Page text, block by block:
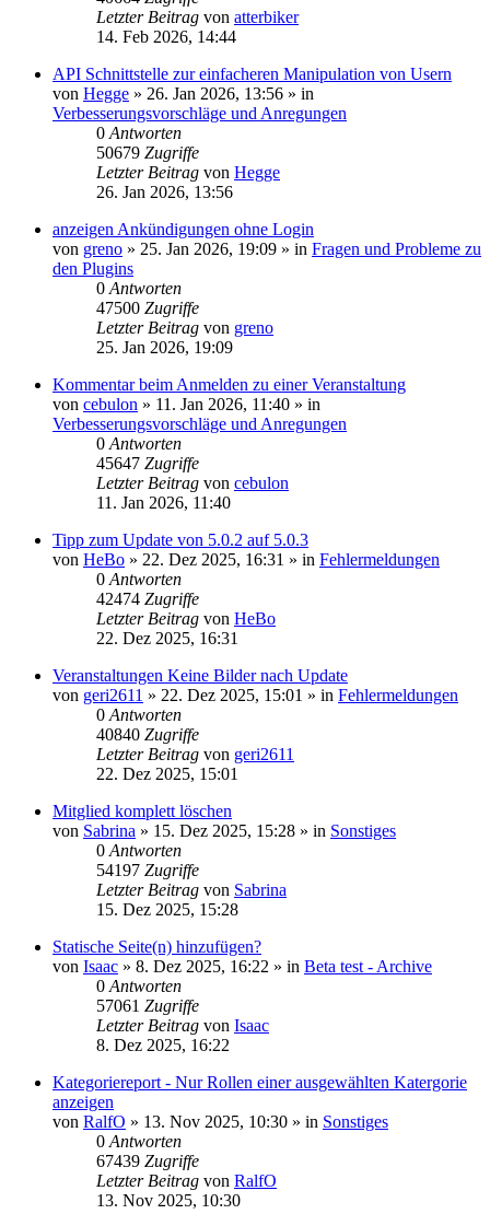
Letzter Beitrag von atterbiker
14. Feb 2026, 14:44
API Schnittstelle zur einfacheren Manipulation von Usern
von Hegge » 26. Jan 2026, 13:56 » in
Verbesserungsvorschläge und Anregungen
0 Antworten
50679 Zugriffe
Letzter Beitrag von Hegge
26. Jan 2026, 13:56
anzeigen Ankündigungen ohne Login
von greno » 25. Jan 2026, 19:09 » in Fragen und Probleme zu
den Plugins
0 Antworten
47500 Zugriffe
Letzter Beitrag von greno
25. Jan 2026, 19:09
Kommentar beim Anmelden zu einer Veranstaltung
von cebulon » 11. Jan 2026, 11:40 » in
Verbesserungsvorschläge und Anregungen
0 Antworten
45647 Zugriffe
Letzter Beitrag von cebulon
11. Jan 2026, 11:40
Tipp zum Update von 5.0.2 auf 5.0.3
von HeBo » 22. Dez 2025, 16:31 » in Fehlermeldungen
0 Antworten
42474 Zugriffe
Letzter Beitrag von HeBo
22. Dez 2025, 16:31
Veranstaltungen Keine Bilder nach Update
von geri2611 » 22. Dez 2025, 15:01 » in Fehlermeldungen
0 Antworten
40840 Zugriffe
Letzter Beitrag von geri2611
22. Dez 2025, 15:01
Mitglied komplett löschen
von Sabrina » 15. Dez 2025, 15:28 » in Sonstiges
0 Antworten
54197 Zugriffe
Letzter Beitrag von Sabrina
15. Dez 2025, 15:28
Statische Seite(n) hinzufügen?
von Isaac » 8. Dez 2025, 16:22 » in Beta test - Archive
0 Antworten
57061 Zugriffe
Letzter Beitrag von Isaac
8. Dez 2025, 16:22
Kategoriereport - Nur Rollen einer ausgewählten Katergorie
anzeigen
von RalfO » 13. Nov 2025, 10:30 » in Sonstiges
0 Antworten
67439 Zugriffe
Letzter Beitrag von RalfO
13. Nov 2025, 10:30